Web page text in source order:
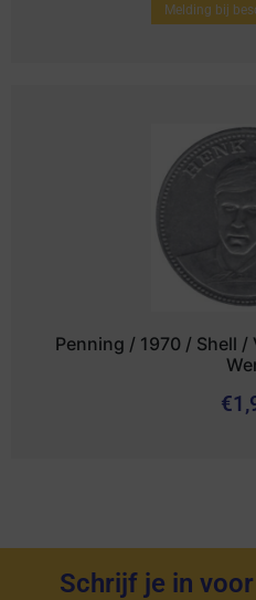
Melding bij
Penning / 1970 / Shell
€
Schrijf je in